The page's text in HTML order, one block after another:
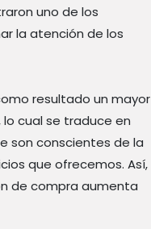
uno de los
la atención de los
resultado un mayor
cual se traduce en
son conscientes de la
que ofrecemos. Así,
de compra aumenta